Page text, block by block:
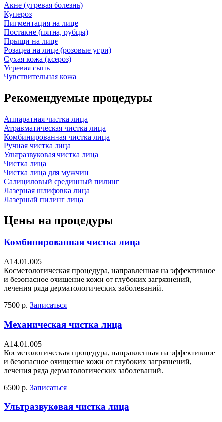
Акне (угревая болезнь)
Купероз
Пигментация на лице
Постакне (пятна, рубцы)
Прыщи на лице
Розацеа на лице (розовые угри)
Сухая кожа (ксероз)
Угревая сыпь
Чувствительная кожа
Рекомендуемые процедуры
Аппаратная чистка лица
Атравматическая чистка лица
Комбинированная чистка лица
Ручная чистка лица
Ультразвуковая чистка лица
Чистка лица
Чистка лица для мужчин
Салициловый срединный пилинг
Лазерная шлифовка лица
Лазерный пилинг лица
Цены на процедуры
Комбинированная чистка лица
А14.01.005
Косметологическая процедура, направленная на эффективное
и безопасное очищение кожи от глубоких загрязнений,
лечения ряда дерматологических заболеваний.
7500 р. Записаться
Механическая чистка лица
А14.01.005
Косметологическая процедура, направленная на эффективное
и безопасное очищение кожи от глубоких загрязнений,
лечения ряда дерматологических заболеваний.
6500 р. Записаться
Ультразвуковая чистка лица